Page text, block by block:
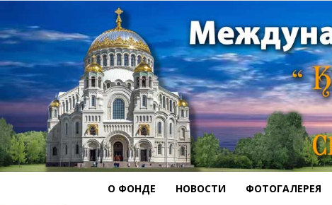
О ФОНДЕ НОВОСТИ ФОТОГАЛЕРЕЯ